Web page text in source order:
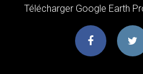
Télécharger Google Earth